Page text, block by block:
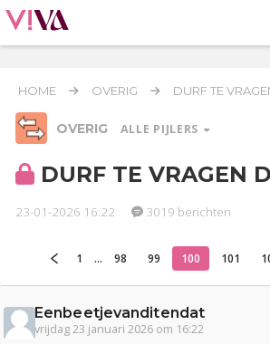
HOME OVERIG DURF TE
OVERIG ALLE PIJLERS
Relaties Werk & Studie Geld &
Actueel
Oekraïne
Kinderen
Digi
DURF TE VRAGEN
23-01-2026 16:22 3019 berichten
1 ... 98 99 100 101
Eenbeetjevanditendat
vrijdag 23 januari 2026 om 16:22